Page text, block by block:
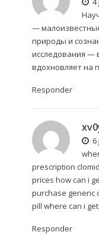
—
природы и
исследования —
вдохновляет на
Responder
6
prescription
prices how can i
purchase generic
pill where can i
Responder